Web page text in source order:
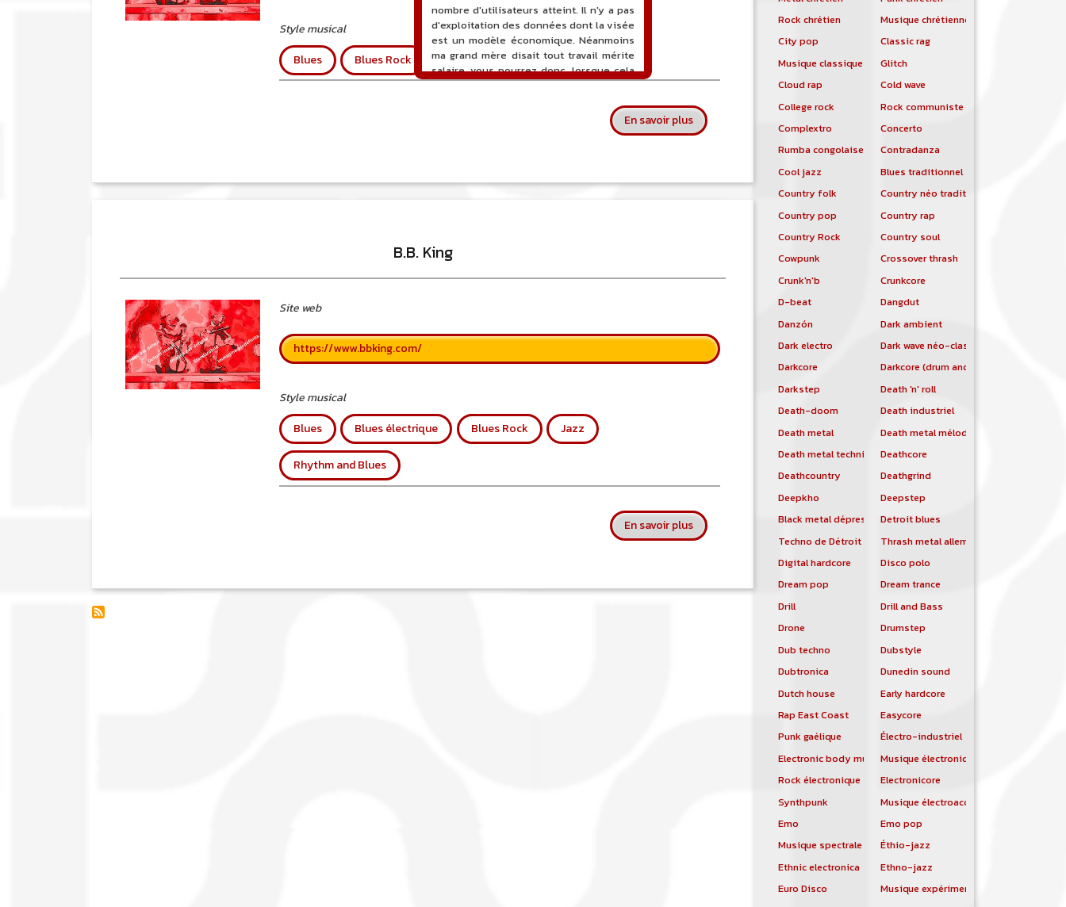
Style musical
Blues
Blues Rock Folk Rock Soul
En savoir plussur Ben Harper
B.B. King
Site web
https://www.bbking.com/
Style musical
Blues
Blues électrique Blues Rock Jazz
Rhythm and Blues
En savoir plussur B.B. King
Rock chrétien
Musique chrétienne contemporaine
City pop
Classic rag
Musique classique
Glitch
Cloud rap
Cold wave
College rock
Rock communiste
Complextro
Concerto
Rumba congolaise
Contradanza
Cool jazz
Blues traditionnel
Country folk
Country néo traditionnelle
Country pop
Country rap
Country Rock
Country soul
Cowpunk
Crossover thrash
Crunk'n'b
Crunkcore
D-beat
Dangdut
Danzón
Dark ambient
Dark electro
Dark wave néo-classique
Darkcore
Darkcore (drum and bass)
Darkstep
Death 'n' roll
Death-doom
Death industriel
Death metal
Death metal mélodique
Death metal techniqueDeathcore
Deathcountry
Deathgrind
Deepkho
Deepstep
Black metal dépressif Detroit blues
Techno de Détroit
Thrash metal allemand
Digital hardcore
Disco polo
Dream pop
Dream trance
Drill
Drill and Bass
Drone
Drumstep
Dub techno
Dubstyle
Dubtronica
Dunedin sound
Dutch house
Early hardcore
Rap East Coast
Easycore
Punk gaélique
Électro-industriel
Electronic body musicMusique électronique
Rock électronique
Electronicore
Synthpunk
Musique électroacoustique
Emo
Emo pop
Musique spectrale
Éthio-jazz
Ethnic electronica
Ethno-jazz
Euro Disco
Musique expérimentale
nombre d'utilisateurs atteint. Il n'y a pas
d'exploitation des données dont la visée
est un modèle économique. Néanmoins
ma grand mère disait tout travail mérite
salaire, vous pourrez donc, lorsque cela
sera proposé, soutenir financièrement le
de financer l'hébergement, le nom de
domaine, les heures de maintenance et
comptabilité sera totalement publique
pour musicien vous est proposé sur le
site. Ce service permet, lorsque vous
êtes musiciens ou un groupe, un